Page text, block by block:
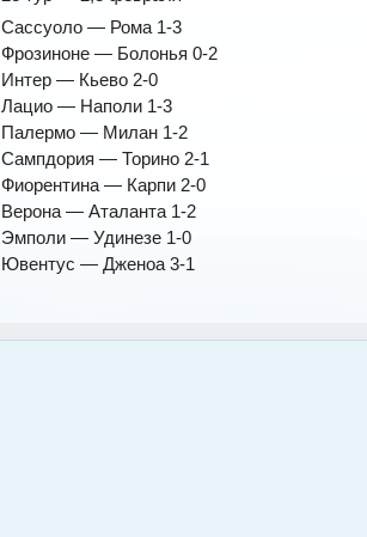
Сассуоло — Рома 1-3
Фрозиноне — Болонья 0-2
Интер — Кьево 2-0
Лацио — Наполи 1-3
Палермо — Милан 1-2
Сампдория — Торино 2-1
Фиорентина — Карпи 2-0
Верона — Аталанта 1-2
Эмполи — Удинезе 1-0
Ювентус — Дженоа 3-1